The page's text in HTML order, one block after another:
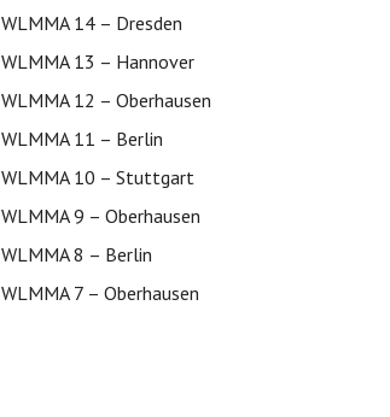
WLMMA 14 – Dresden
WLMMA 13 – Hannover
WLMMA 12 – Oberhausen
WLMMA 11 – Berlin
WLMMA 10 – Stuttgart
WLMMA 9 – Oberhausen
WLMMA 8 – Berlin
WLMMA 7 – Oberhausen